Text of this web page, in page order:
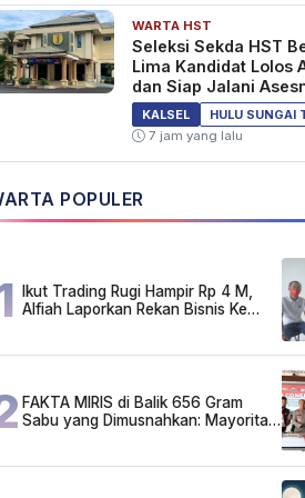
WARTA HST
Seleksi Sekda HST
Lima Kandidat Lolos
dan Siap Jalani
KALSEL
HULU SUNGAI
7 jam yang lalu
POPULER
Ikut Trading Rugi Hampir Rp 4 M,
Alfiah Laporkan Rekan Bisnis Ke
FAKTA MIRIS di Balik 656 Gram
Sabu yang Dimusnahkan: Mayoritas